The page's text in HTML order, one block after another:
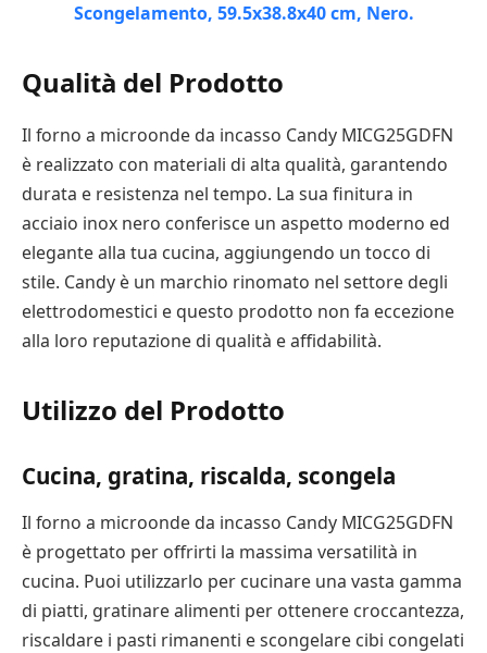
Qualità del Prodotto
Il forno a microonde da incasso Candy MICG25GDFN
è realizzato con materiali di alta qualità, garantendo
durata e resistenza nel tempo. La sua finitura in
acciaio inox nero conferisce un aspetto moderno ed
elegante alla tua cucina, aggiungendo un tocco di
stile. Candy è un marchio rinomato nel settore degli
elettrodomestici e questo prodotto non fa eccezione
alla loro reputazione di qualità e affidabilità.
Utilizzo del Prodotto
Cucina, gratina, riscalda, scongela
Il forno a microonde da incasso Candy MICG25GDFN
è progettato per offrirti la massima versatilità in
cucina. Puoi utilizzarlo per cucinare una vasta gamma
di piatti, gratinare alimenti per ottenere croccantezza,
riscaldare i pasti rimanenti e scongelare cibi congelati